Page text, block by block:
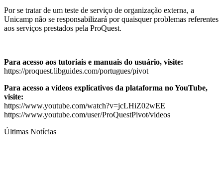
Por se tratar de um teste de serviço de organização externa, a
Unicamp não se responsabilizará por quaisquer problemas referentes
aos serviços prestados pela ProQuest.
Para acesso aos tutoriais e manuais do usuário, visite:
https://proquest.libguides.com/portugues/pivot
Para acesso a vídeos explicativos da plataforma no YouTube,
visite:
https://www.youtube.com/watch?v=jcLHiZ02wEE
https://www.youtube.com/user/ProQuestPivot/videos
Últimas Notícias